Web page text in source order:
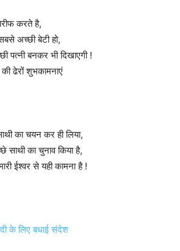
करते है,
अच्छी बेटी हो,
बनकर भी दिखाएगी !
की ढेरों शुभकामनाएं
का चयन कर ही लिया,
का चुनाव किया है,
ईश्वर से यही कामना है !
के लिए बधाई संदेश